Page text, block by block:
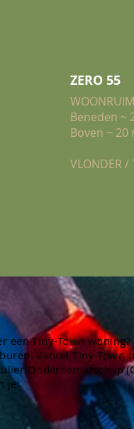
ZERO 55
Beneden ~
Boven ~ 20
VLONDER /
een Tiny-Town
Vanuit Tiny-Town
Ondernemerschap
je: